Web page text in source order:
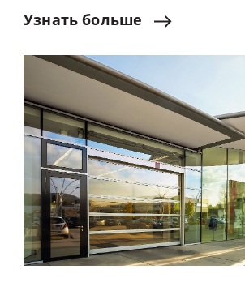
Узнать больше